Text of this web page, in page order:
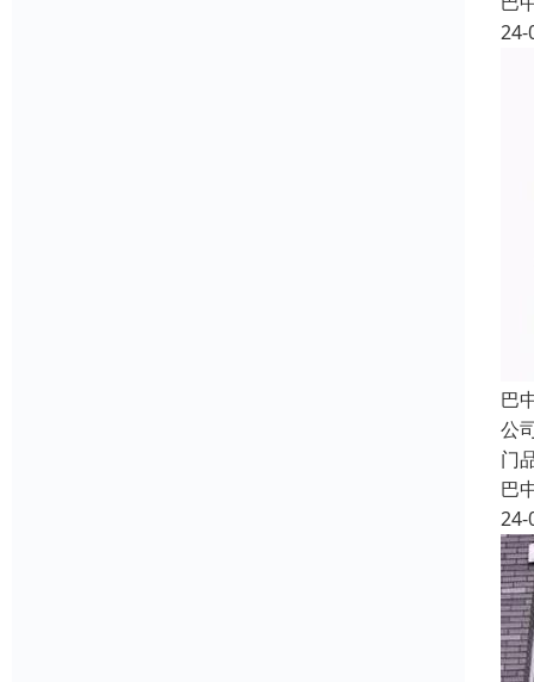
24-
巴
公
门
巴
24-